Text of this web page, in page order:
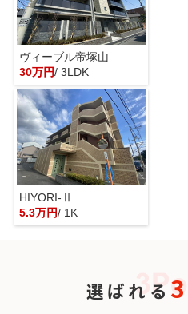
ヴィーブル帝塚山
30万円/ 3LDK
HIYORI-Ⅱ
5.3万円/ 1K
選ばれる 3